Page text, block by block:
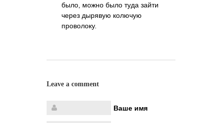
было, можно было туда зайти
через дырявую колючую
проволоку.
Leave a comment
Ваше имя